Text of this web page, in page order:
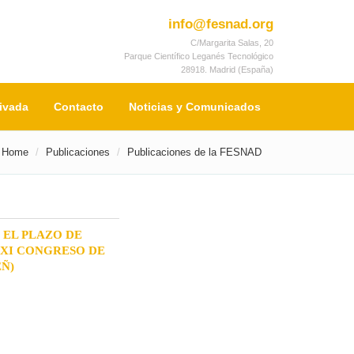
info@fesnad.org
C/Margarita Salas, 20
Parque Científico Leganés Tecnológico
28918. Madrid (España)
Contacto Noticias y Comunicados
Home Publicaciones Publicaciones de la FESNAD
EL PLAZO DE
CONGRESO DE